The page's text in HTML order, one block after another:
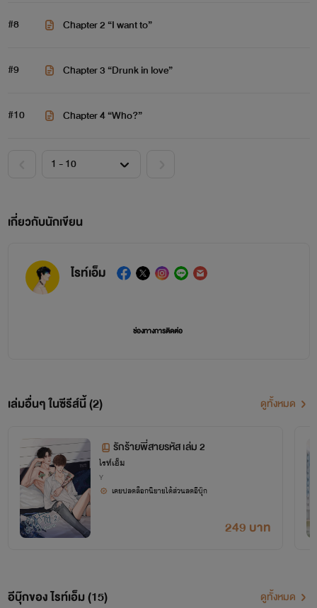
#8 Chapter 2 “I want to”
#9 Chapter 3 “Drunk in love”
#10 Chapter 4 “Who?”
เกี่ยวกับนักเขียน
ไรท์เอ็ม
ช่องทางการติดต่อ
เล่มอื่นๆ ในซีรีส์นี้ (2) ดูทั้งหมด
รักร้ายพี่สายรหัส เล่ม 2
ไรท์เอ็ม
Y
249 บาท
เคยปลดล็อกนิยายได้ส่วนลดอีบุ๊ก
อีบุ๊กของ ไรท์เอ็ม (15) ดูทั้งหมด